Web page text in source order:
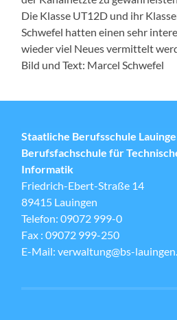
Die Klasse UT12D und ihr
Schwefel hatten einen sehr
wieder viel Neues vermittelt
Bild und Text: Marcel Schwefel
Staatliche Berufsschule
Berufsfachschule für
Informatik
Friedrich-Ebert-Straße 14
89415 Lauingen
Telefon: 09072 999-0
Fax : 09072 999-250
E-Mail: verwaltung@bs-